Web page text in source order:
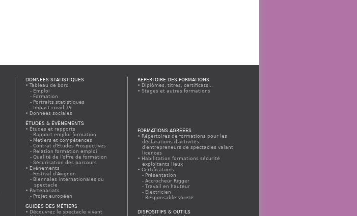
DONNÉES STATISTIQUES
Tableau de bord
Emploi
Formation
Portraits statistiques
Impact covid 19
Données sociales
ÉTUDES & ÉVÈNEMENTS
Études et rapports
Rapport emploi formation
Métiers et compétences
Contrat d'Etudes Prospectives
Relation formation emploi
Qualité de l'offre de formation
Sécurisation des parcours
Evénements
Festival d'Avignon
Biennales internationales du
spectacle
Partenariats
Projet européen
GUIDES DES MÉTIERS
Découvrez le spectacle vivant
RÉPERTOIRE DES FORMATIONS
Diplômes, titres, certificats...
Stages et autres formations
FORMATIONS AGRÉÉES
Répertoires de formations pour les
déclarations d'activités
d'entrepreneurs de spectacles valant
licences
Habilitation formations sécurité
exploitants lieux
Certifications
Présentation
Accrocheur Rigger
Travail en hauteur
Electricien
Responsable sûreté
Espace organismes agréés CQP
DISPOSITIFS & OUTILS